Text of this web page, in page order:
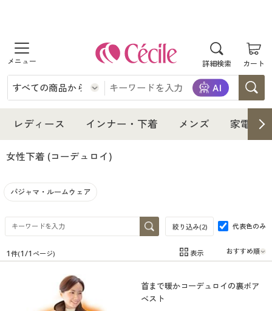
詳細検索 カート
商品を探す
レディース
レディースファッション
女性下着
インナー・下着
インナー・下着通販すべて
女性下着
メンズ下着
ジュニア・ティーンズ下着
メンズ
メンズ通販すべて
メンズファッション
メンズ下着
家電・雑貨
家電・雑貨すべて
家電
キッチン・雑貨・日用品
寝具・インテリア・家具
寝具・インテリア・家具通販すべて
家具・収納
美容・健康
美容・健康通販すべて
制服・スクール
レディース インナー・下着 メンズ 家電・
女性下着 (コーデュロイ)
パジャマ・ルームウェア
絞り込み(2) 代表色のみ
在庫 在庫のある商品のみ表示
1 件(1/1 ページ) 表示
首まで暖かコーデュロイの裏ボア
ベスト